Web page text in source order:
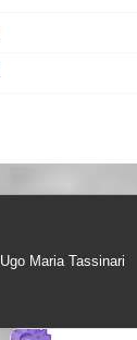
Ugo Maria Tassinari